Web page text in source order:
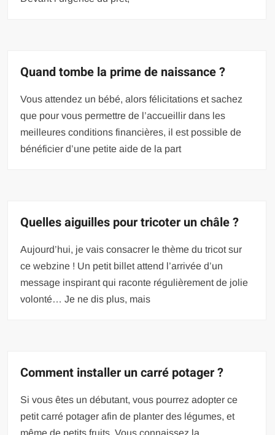
Quand tombe la prime de naissance ?
Vous attendez un bébé, alors félicitations et sachez
que pour vous permettre de l’accueillir dans les
meilleures conditions financières, il est possible de
bénéficier d’une petite aide de la part
Quelles aiguilles pour tricoter un châle ?
Aujourd’hui, je vais consacrer le thème du tricot sur
ce webzine ! Un petit billet attend l’arrivée d’un
message inspirant qui raconte régulièrement de jolie
volonté… Je ne dis plus, mais
Comment installer un carré potager ?
Si vous êtes un débutant, vous pourrez adopter ce
petit carré potager afin de planter des légumes, et